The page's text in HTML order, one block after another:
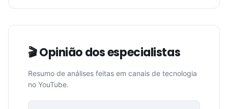
🎬 Opinião dos especialistas
Resumo de análises feitas em canais de tecnologia
no YouTube.